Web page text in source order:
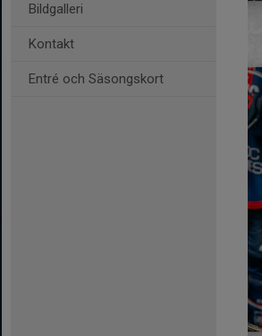
Bildgalleri
Kontakt
Entré och Säsongskort